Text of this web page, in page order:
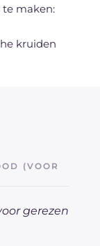
maken:
kruiden
(VOOR
gerezen